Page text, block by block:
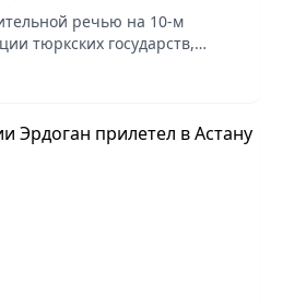
речью на 10-м
тюркских государств,
Касым-Жомарт Токаев
встречи.